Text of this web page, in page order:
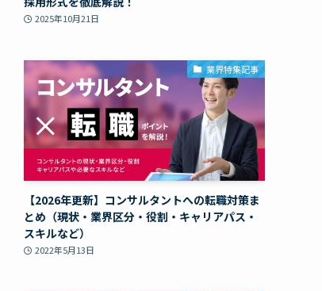
2025年10月21日
業界特集記事
【2026年更新】コンサルタントへの転職対策ま
とめ（現状・業界区分・役割・キャリアパス・
スキルなど）
2022年5月13日